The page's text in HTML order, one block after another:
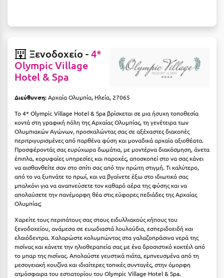
Κομοτηνή
Κόνιτσα
Κόρινθος
Κορώνη
Κουρούτα Ηλείας
Κουφονήσια
Κρήτη
Κρουαζιέρες
Κύθηρα
Κυλλήνη
Κύμη Ευβοίας
Κυπαρισσία
Ξενοδοχείο -4*
Olympic Village
Hotel & Spa
Διεύθυνση:Αρχαία Ολυμπία, Ηλεία, 27065
Το 4* Olympic Village Hotel & Spa βρίσκεται σε μια ήσυχη τοποθεσία
κοντά στη γραφική πόλη της Αρχαίας Ολυμπίας, τη γενέτειρα των
Ολυμπιακών Αγώνων, προσκαλώντας σας σε αξέχαστες διακοπές
περιτριγυρισμένες από παρθένα φύση και μοναδικά αρχαία αξιοθέατα.
Προσφέροντάς σας ευρύχωρα δωμάτια, με μοντέρνα διακόσμηση, άνετα
έπιπλα, κορυφαίες υπηρεσίες και παροχές, αποσκοπεί στο να σας κάνει
να αισθανθείτε σαν στο σπίτι σας από την πρώτη στιγμή. Τι καλύτερο,
από το να ξυπνάτε το πρωί, και να βγαίνετε έξω στο ιδιωτικό σας
μπαλκόνι για να αναπνεύσετε τον καθαρό αέρα της φύσης και να
απολαύσετε την πανέμορφη θέα στις εύφορες πεδιάδες της Αρχαίας
Ολυμπίας;
Χαρείτε τους περιπάτους σας στους ειδυλλιακούς κήπους του
ξενοδοχείου, ανάμεσα σε ευωδιαστά λουλούδια, εσπεριδοειδή και
ελαιόδεντρα. Χαλαρώστε κολυμπώντας στα γαλαζοπράσινα νερά της
πισίνας και κάνετε την ηλιοθεραπεία σας με ένα δροσιστικό κοκτέιλ από
το μπαρ της πισίνας. Απολαύστε γευστικά πιάτα, εμπνευσμένα από τη
μεσογειακή κουζίνα και ιδιαίτερες τοπικές συνταγές, στην όμορφη
ατμόσφαιρα του εστιατορίου του Olympic Village Hotel & Spa.